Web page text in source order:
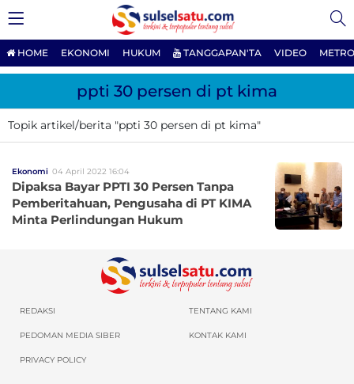
HOME EKONOMI HUKUM TANGGAPAN'TA VIDEO
ppti 30 persen di pt kima
Topik artikel/berita "ppti 30 persen di pt kima"
Ekonomi 04 April 2022 16:04
Dipaksa Bayar PPTI 30 Persen Tanpa
Pemberitahuan, Pengusaha di PT KIMA
Minta Perlindungan Hukum
REDAKSI TENTANG KAMI
PEDOMAN MEDIA SIBER KONTAK KAMI
PRIVACY POLICY